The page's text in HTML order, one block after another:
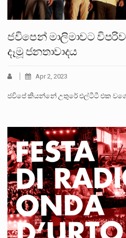
ජවිපෙන් මාලිමාවට
දෑමූ ජනතාවාදය
Apr 2, 2023
ජවිපේ කියන්නේ උතුරේ එල්ටීටී එක